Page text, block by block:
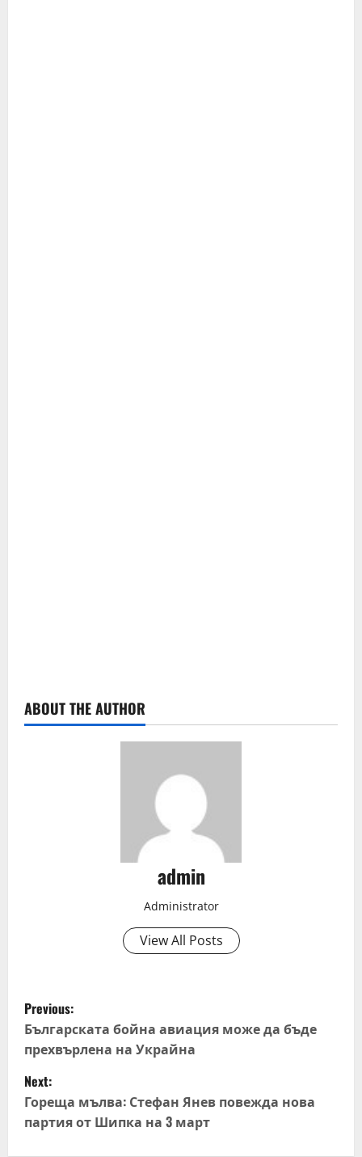
ABOUT THE AUTHOR
admin
Administrator
View All Posts
P
o
s
t
n
Previous:
Българската бойна авиация може да бъде
прехвърлена на Украйна
Next:
Гореща мълва: Стефан Янев повежда нова
партия от Шипка на 3 март